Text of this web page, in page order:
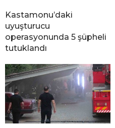
Kastamonu’daki
uyuşturucu
operasyonunda 5 şüpheli
tutuklandı